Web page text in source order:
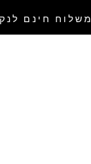
משלוח חינם